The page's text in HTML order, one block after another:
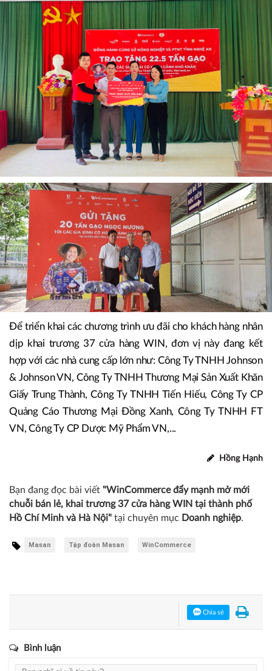
hoạt động kinh doanh và đồng hành cùng địa phương để
thực hiện các hoạt động an sinh xã hội, thiện nguyện vì
cộng đồng trên nhiều tỉnh thành.
Để triển khai các chương trình ưu đãi cho khách hàng nhân
dịp khai trương 37 cửa hàng WIN, đơn vị này đang kết
& Johnson VN, Công Ty TNHH Thương Mại Sản Xuất Khăn
Quảng Cáo Thương Mại Đồng Xanh, Công Ty TNHH FT
VN, Công Ty CP Dược Mỹ Phẩm VN,...
tại chuyên mục
WinCommerce